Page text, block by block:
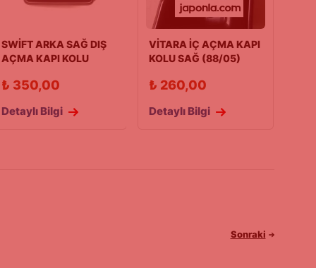
SWİFT ARKA SAĞ DIŞ
AÇMA KAPI KOLU
₺ 350,00
Detaylı Bilgi
VİTARA İÇ AÇMA KAPI
KOLU SAĞ (88/05)
₺ 260,00
Detaylı Bilgi
Sonraki